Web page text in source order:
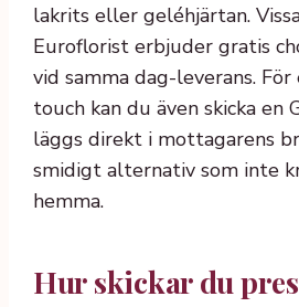
lakrits eller geléhjärtan.
Euroflorist erbjuder gratis
vid samma dag-leverans.
touch kan du även skicka en
läggs direkt i mottagarens
smidigt alternativ som inte
hemma.
Hur skickar du